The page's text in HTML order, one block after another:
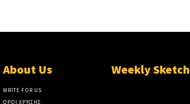
About Us
WRITE FOR US
ΌΡΟΙ ΧΡΉΣΗΣ
Weekly Sketch